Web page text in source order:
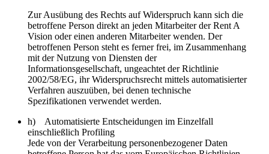
Zur Ausübung des Rechts auf Widerspruch kann sich die
betroffene Person direkt an jeden Mitarbeiter der Rent A
Vision oder einen anderen Mitarbeiter wenden. Der
betroffenen Person steht es ferner frei, im Zusammenhang
mit der Nutzung von Diensten der
Informationsgesellschaft, ungeachtet der Richtlinie
2002/58/EG, ihr Widerspruchsrecht mittels automatisierter
Verfahren auszuüben, bei denen technische
Spezifikationen verwendet werden.
h) Automatisierte Entscheidungen im Einzelfall
einschließlich Profiling
Jede von der Verarbeitung personenbezogener Daten